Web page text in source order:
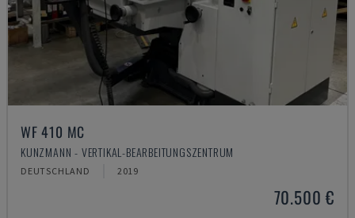
WF 410 MC
KUNZMANN - VERTIKAL-BEARBEITUNGSZENTRUM
DEUTSCHLAND 2019
70.500 €